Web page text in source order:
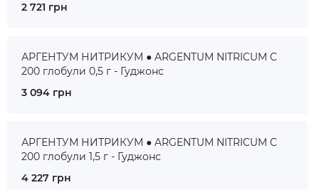
2 721 грн
АРГЕНТУМ НИТРИКУМ ● ARGENTUM NITRICUM C
200 глобули 0,5 г - Гуджонс
3 094 грн
АРГЕНТУМ НИТРИКУМ ● ARGENTUM NITRICUM C
200 глобули 1,5 г - Гуджонс
4 227 грн